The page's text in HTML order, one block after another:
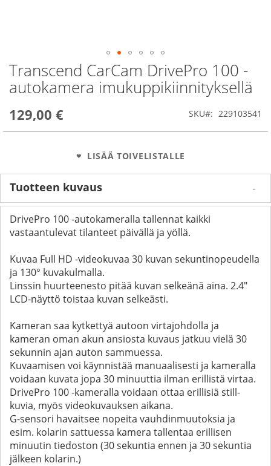
Transcend CarCam DrivePro 100 -
autokamera imukuppikiinnityksellä
129,00 € SKU 229103541
LISÄÄ TOIVELISTALLE
Skip
to
the
of
images
Tuotteen kuvaus
DrivePro 100 -autokameralla tallennat kaikki
vastaantulevat tilanteet päivällä ja yöllä.
Kuvaa Full HD -videokuvaa 30 kuvan sekuntinopeudella
ja 130° kuvakulmalla.
Linssin huurteenesto pitää kuvan selkeänä aina. 2.4"
LCD-näyttö toistaa kuvan selkeästi.
Kameran saa kytkettyä autoon virtajohdolla ja
kameran oman akun ansiosta kuvaus jatkuu vielä 30
sekunnin ajan auton sammuessa.
Kuvaamisen voi käynnistää manuaalisesti ja kameralla
voidaan kuvata jopa 30 minuuttia ilman erillistä virtaa.
DrivePro 100 -kameralla voidaan ottaa erillisiä still-
kuvia, myös videokuvauksen aikana.
G-sensori havaitsee nopeita vauhdinmuutoksia ja
esim. kolarin sattuessa kamera tallentaa erillisen
minuutin tiedoston (30 sekuntia ennen ja 30 sekuntia
jälkeen kolarin.)